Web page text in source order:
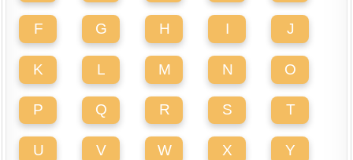
F G H I J
K L M N O
P Q R S T
U V W X Y